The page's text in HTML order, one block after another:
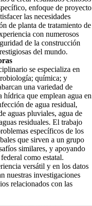
enfoque de proyecto
las necesidades
de planta de tratamiento de
con numerosos
de la construcción
del mundo.
se especializa en
química; y
una variedad de
hídrica que emplean agua en
de agua residual,
aguas pluviales, agua de
residuales. El trabajo
específicos de los
que sirven a un grupo
similares, y apoyando
como estatal.
versátil y en los datos
nuestras investigaciones
relacionados con las